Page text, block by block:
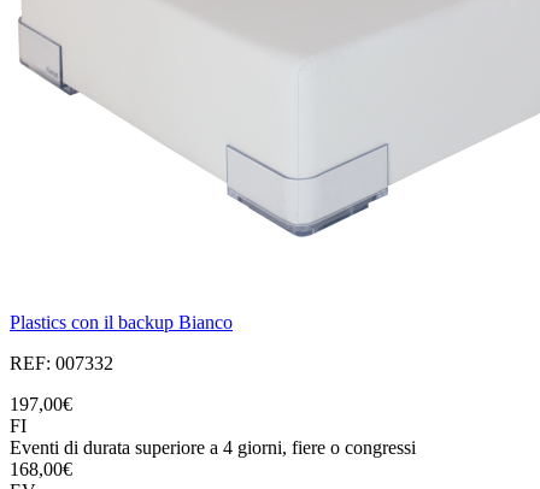
Plastics con il backup Bianco
REF: 007332
197,00€
FI
Eventi di durata superiore a 4 giorni, fiere o congressi
168,00€